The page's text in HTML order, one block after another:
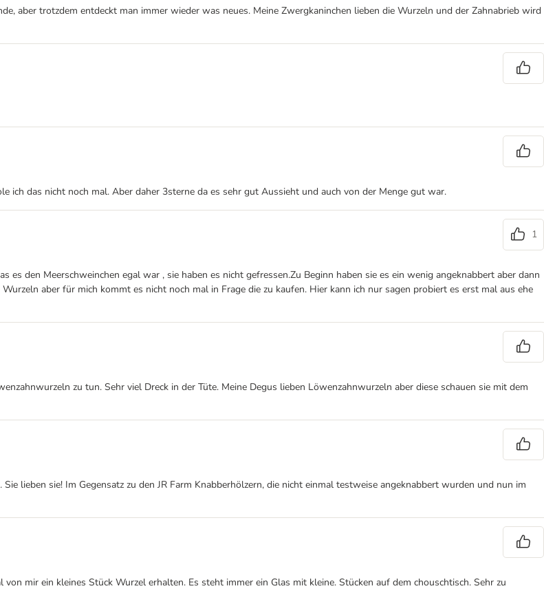
aber trotzdem entdeckt man immer wieder was neues. Meine Zwergkaninchen lieben die Wurzeln und der Zahnabrieb wird
ich das nicht noch mal. Aber daher 3sterne da es sehr gut Aussieht und auch von der Menge gut war.
1
den Meerschweinchen egal war , sie haben es nicht gefressen.Zu Beginn haben sie es ein wenig angeknabbert aber dann
aber für mich kommt es nicht noch mal in Frage die zu kaufen. Hier kann ich nur sagen probiert es erst mal aus ehe
zu tun. Sehr viel Dreck in der Tüte. Meine Degus lieben Löwenzahnwurzeln aber diese schauen sie mit dem
lieben sie! Im Gegensatz zu den JR Farm Knabberhölzern, die nicht einmal testweise angeknabbert wurden und nun im
mir ein kleines Stück Wurzel erhalten. Es steht immer ein Glas mit kleine. Stücken auf dem chouschtisch. Sehr zu